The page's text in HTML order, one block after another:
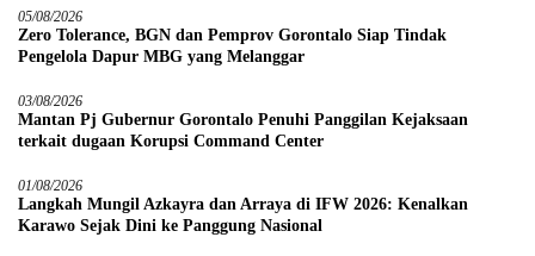
05/08/2026
Zero Tolerance, BGN dan Pemprov Gorontalo Siap Tindak
Pengelola Dapur MBG yang Melanggar
03/08/2026
Mantan Pj Gubernur Gorontalo Penuhi Panggilan Kejaksaan
terkait dugaan Korupsi Command Center
01/08/2026
Langkah Mungil Azkayra dan Arraya di IFW 2026: Kenalkan
Karawo Sejak Dini ke Panggung Nasional